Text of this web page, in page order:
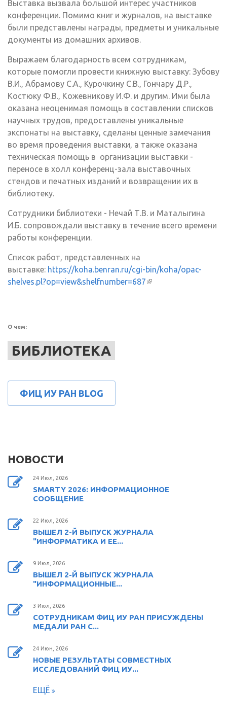
Выставка вызвала большой интерес участников
конференции. Помимо книг и журналов, на выставке
были представлены награды, предметы и уникальные
документы из домашних архивов.
Выражаем благодарность всем сотрудникам,
которые помогли провести книжную выставку: Зубову
В.И., Абрамову С.А., Курочкину С.В., Гончару Д.Р.,
Костюку Ф.В., Кожевникову И.Ф. и другим. Ими была
оказана неоценимая помощь в составлении списков
научных трудов, предоставлены уникальные
экспонаты на выставку, сделаны ценные замечания
во время проведения выставки, а также оказана
техническая помощь в организации выставки -
переносе в холл конференц-зала выставочных
стендов и печатных изданий и возвращении их в
библиотеку.
Сотрудники библиотеки - Нечай Т.В. и Маталыгина
И.Б. сопровождали выставку в течение всего времени
работы конференции.
Список работ, представленных на
выставке: https://koha.benran.ru/cgi-bin/koha/opac-
shelves.pl?op=view&shelfnumber=687(внешняя ссылка)
О чем:
БИБЛИОТЕКА
ФИЦ ИУ РАН BLOG
НОВОСТИ
24 Июл, 2026
SMARTY 2026: ИНФОРМАЦИОННОЕ
СООБЩЕНИЕ
22 Июл, 2026
ВЫШЕЛ 2-Й ВЫПУСК ЖУРНАЛА
"ИНФОРМАТИКА И ЕЕ...
9 Июл, 2026
ВЫШЕЛ 2-Й ВЫПУСК ЖУРНАЛА
"ИНФОРМАЦИОННЫЕ...
3 Июл, 2026
СОТРУДНИКАМ ФИЦ ИУ РАН ПРИСУЖДЕНЫ
МЕДАЛИ РАН С...
24 Июн, 2026
НОВЫЕ РЕЗУЛЬТАТЫ СОВМЕСТНЫХ
ИССЛЕДОВАНИЙ ФИЦ ИУ...
ЕЩЁ